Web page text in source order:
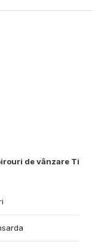
de vânzare
loc de parcare